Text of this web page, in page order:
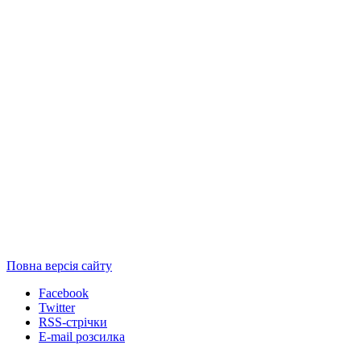
Повна версія сайту
Facebook
Twitter
RSS-стрічки
E-mail розсилка